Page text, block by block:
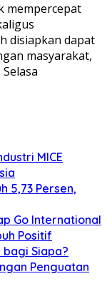
mempercepat
disiapkan dapat
masyarakat,
MICE
5,73 Persen,
Go International
Positif
bagi Siapa?
Penguatan